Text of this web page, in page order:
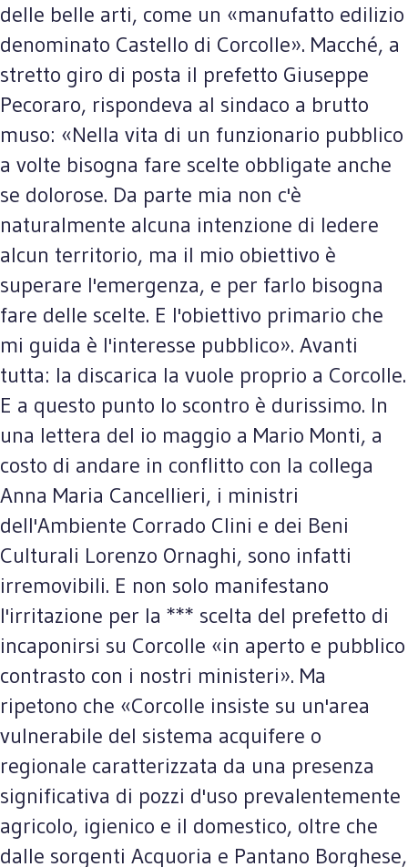
delle belle arti, come un «manufatto edilizio
denominato Castello di Corcolle». Macché, a
stretto giro di posta il prefetto Giuseppe
Pecoraro, rispondeva al sindaco a brutto
muso: «Nella vita di un funzionario pubblico
a volte bisogna fare scelte obbligate anche
se dolorose. Da parte mia non c'è
naturalmente alcuna intenzione di ledere
alcun territorio, ma il mio obiettivo è
superare l'emergenza, e per farlo bisogna
fare delle scelte. E l'obiettivo primario che
mi guida è l'interesse pubblico». Avanti
tutta: la discarica la vuole proprio a Corcolle.
E a questo punto lo scontro è durissimo. In
una lettera del io maggio a Mario Monti, a
costo di andare in conflitto con la collega
Anna Maria Cancellieri, i ministri
dell'Ambiente Corrado Clini e dei Beni
Culturali Lorenzo Ornaghi, sono infatti
irremovibili. E non solo manifestano
l'irritazione per la *** scelta del prefetto di
incaponirsi su Corcolle «in aperto e pubblico
contrasto con i nostri ministeri». Ma
ripetono che «Corcolle insiste su un'area
vulnerabile del sistema acquifere o
regionale caratterizzata da una presenza
significativa di pozzi d'uso prevalentemente
agricolo, igienico e il domestico, oltre che
dalle sorgenti Acquoria e Pantano Borghese,